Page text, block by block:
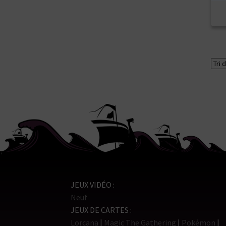
JEUX VIDÉO
Neuf
JEUX DE CARTES
Lorcana
Magic The Gathering Pokémon